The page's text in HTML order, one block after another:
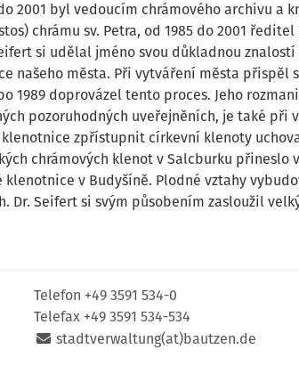
2001 byl vedoucím chrámového archivu a
chrámu sv. Petra, od 1985 do 2001
si udělal jméno svou důkladnou
našeho města. Při vytváření města
1989 doprovázel tento proces. Jeho
pozoruhodných uveřejněních, je také při
zpřístupnit církevní klenoty
chrámových klenot v Salcburku
klenotnice v Budyšíně. Plodné vztahy
Dr. Seifert si svým působením zasloužil
Telefon +49 3591 534-0
Telefax +49 3591 534-534
stadtverwaltung(at)bautzen.de